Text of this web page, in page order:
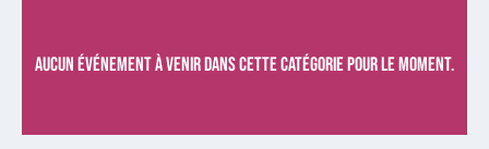
Aucun événement à venir dans cette catégorie pour le moment.